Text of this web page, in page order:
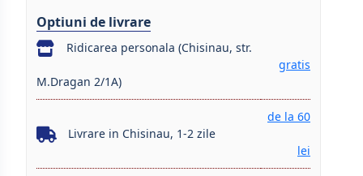
Optiuni de livrare
Ridicarea personala (Chisinau, str.
M.Dragan 2/1A)
gratis
Livrare in Chisinau, 1-2 zile
de la 60
lei